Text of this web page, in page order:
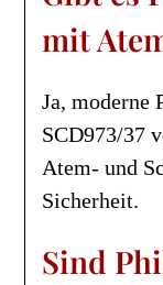
mit
Ja, moderne
SCD973/37
Atem- und
Sicherheit.
Sind